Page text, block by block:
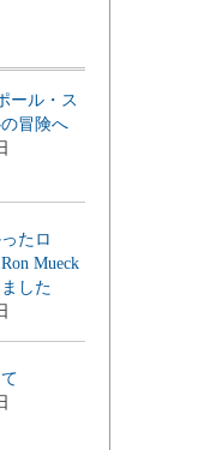
ール・ス
冒険へ
たロ
Mueck
した